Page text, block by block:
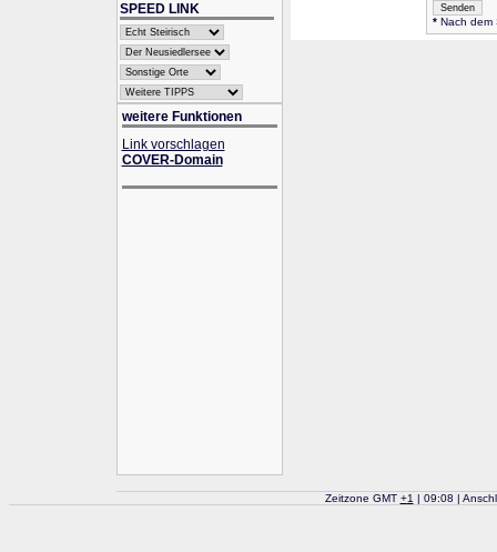
SPEED LINK
weitere Funktionen
Link vorschlagen
COVER-Domain
*Nach dem
Zeitzone GMT +1 | 09:08 |